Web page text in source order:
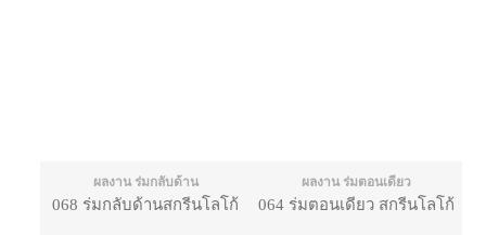
ผลงาน ร่มกลับด้าน
068 ร่มกลับด้านสกรีนโลโก้
ผลงาน ร่มตอนเดียว
064 ร่มตอนเดียว สกรีนโลโก้